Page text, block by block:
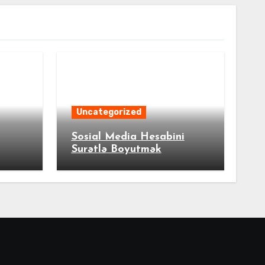
Uncategorized
Sosial Media Hesabini
Surətlə Boyutmək